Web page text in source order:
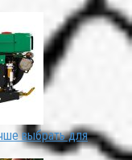
выбрать для